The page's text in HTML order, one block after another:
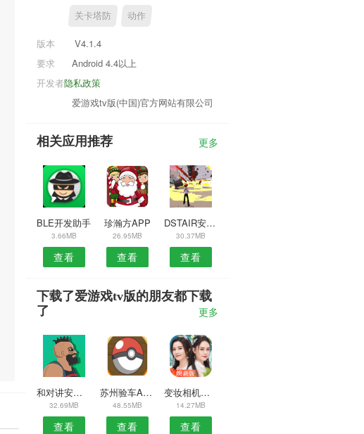
关卡塔防 动作
版本
V4.1.4
要求
Android 4.4以上
隐私政策
开发者
爱游戏tv版(中国)官方网站有限公司
相关应用推荐 更多
BLE开发助手
3.66MB
查看
珍瀚方APP
26.95MB
查看
DSTAIR安卓版
30.37MB
查看
下载了爱游戏tv版的朋友都下载
了
更多
和对讲安卓版
32.69MB
查看
苏州验车APP
48.55MB
查看
变妆相机安卓版
14.27MB
查看